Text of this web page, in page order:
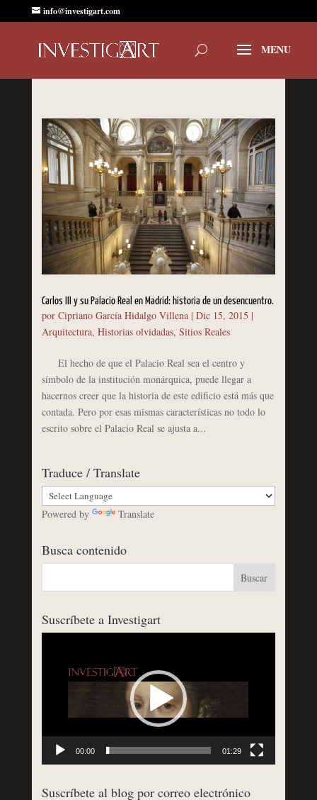
info@investigart.com
Carlos III y su Palacio Real en Madrid: historia de un desencuentro.
por Cipriano García Hidalgo Villena| Dic 15, 2015 |
Arquitectura, Historias olvidadas, Sitios Reales
El hecho de que el Palacio Real sea el centro y
símbolo de la institución monárquica, puede llegar a
hacernos creer que la historia de este edificio está más que
contada. Pero por esas mismas características no todo lo
escrito sobre el Palacio Real se ajusta a...
Traduce / Translate
Powered by Translate
Busca contenido
Suscríbete a Investigart
00:00 01:29
Suscríbete al blog por correo electrónico